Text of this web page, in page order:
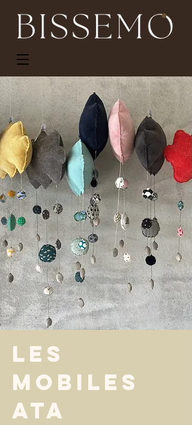
LES
mobiles
ata